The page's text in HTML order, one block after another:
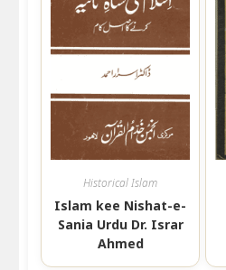
Historical Islam
Islam kee Nishat-e-
Sania Urdu Dr. Israr
Ahmed